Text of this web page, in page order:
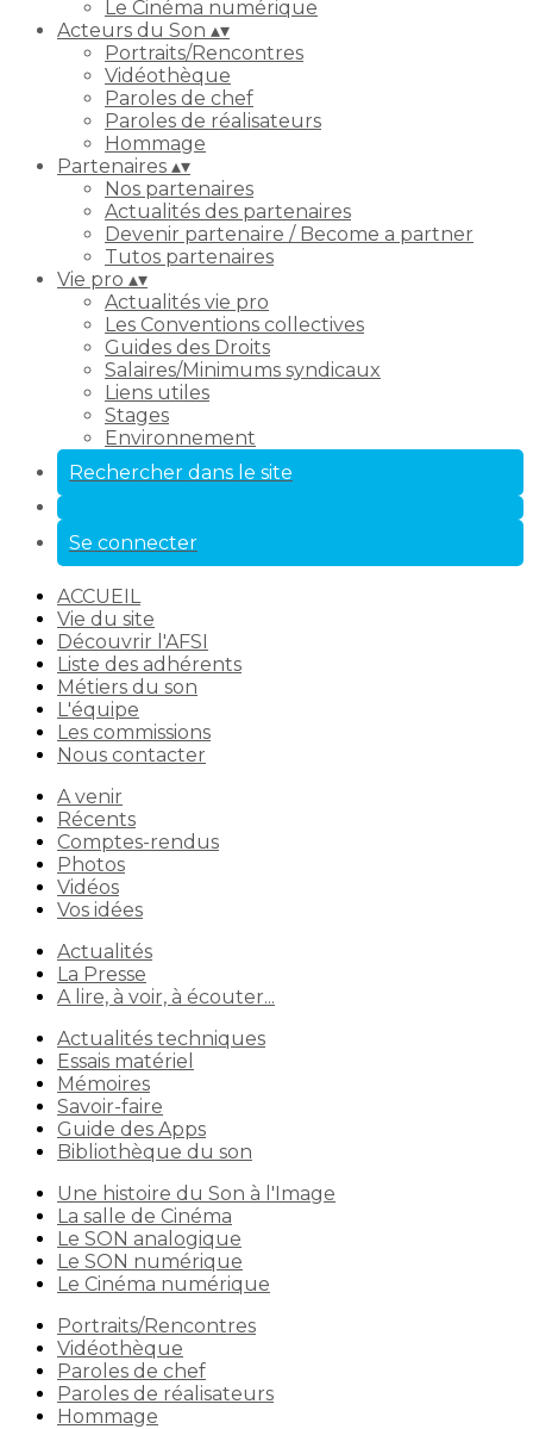
Le Cinéma numérique
Acteurs du Son ▴▾
Portraits/Rencontres
Vidéothèque
Paroles de chef
Paroles de réalisateurs
Hommage
Partenaires ▴▾
Nos partenaires
Actualités des partenaires
Devenir partenaire / Become a partner
Tutos partenaires
Vie pro ▴▾
Actualités vie pro
Les Conventions collectives
Guides des Droits
Salaires/Minimums syndicaux
Liens utiles
Stages
Environnement
Rechercher dans le site
Se connecter
ACCUEIL
Vie du site
Découvrir l'AFSI
Liste des adhérents
Métiers du son
L'équipe
Les commissions
Nous contacter
A venir
Récents
Comptes-rendus
Photos
Vidéos
Vos idées
Actualités
La Presse
A lire, à voir, à écouter...
Actualités techniques
Essais matériel
Mémoires
Savoir-faire
Guide des Apps
Bibliothèque du son
Une histoire du Son à l'Image
La salle de Cinéma
Le SON analogique
Le SON numérique
Le Cinéma numérique
Portraits/Rencontres
Vidéothèque
Paroles de chef
Paroles de réalisateurs
Hommage